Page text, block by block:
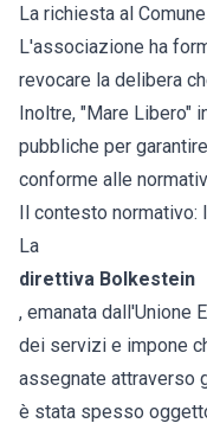
La richiesta al
L'associazione ha
revocare la delibera
Inoltre, "Mare Libero"
pubbliche per
conforme alle
Il contesto
La
direttiva Bolkestein
, emanata dall'Unione
dei servizi e impone
assegnate attraverso
è stata spesso